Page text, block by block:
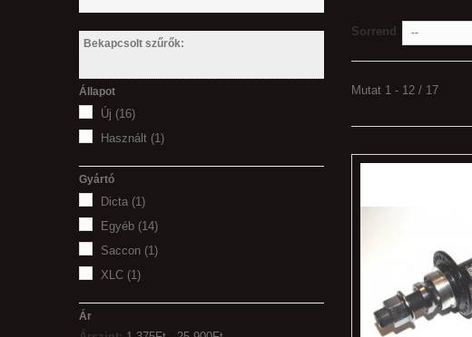
Bekapcsolt szűrők:
Állapot
Új (16)
Használt (1)
Gyártó
Dicta (1)
Egyéb (14)
Saccon (1)
XLC (1)
Ár
Sorrend --
Mutat 1 - 12 / 17